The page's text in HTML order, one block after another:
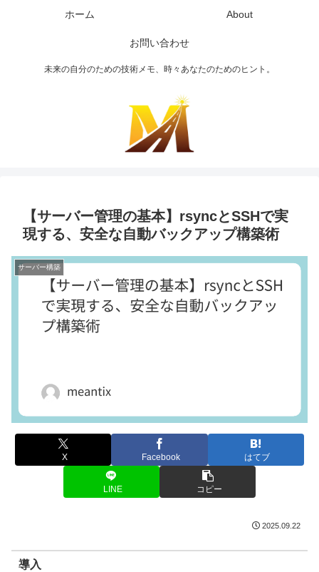
未来の自分のための技術メモ、時々あなたのためのヒント。
ホーム About
お問い合わせ
【サーバー管理の基本】rsyncとSSHで実
現する、安全な自動バックアップ構築術
サーバー構築
X Facebook はてブ
LINE コピー
2025.09.22
導入